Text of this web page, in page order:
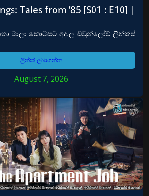
Tales from ’85 [S01 : E10] |
මාලා කොටසට අදාල ඩවුන්ලෝඩ් ලින්ක්ස්
ලින්ක් ලබාගන්න
August 7, 2026